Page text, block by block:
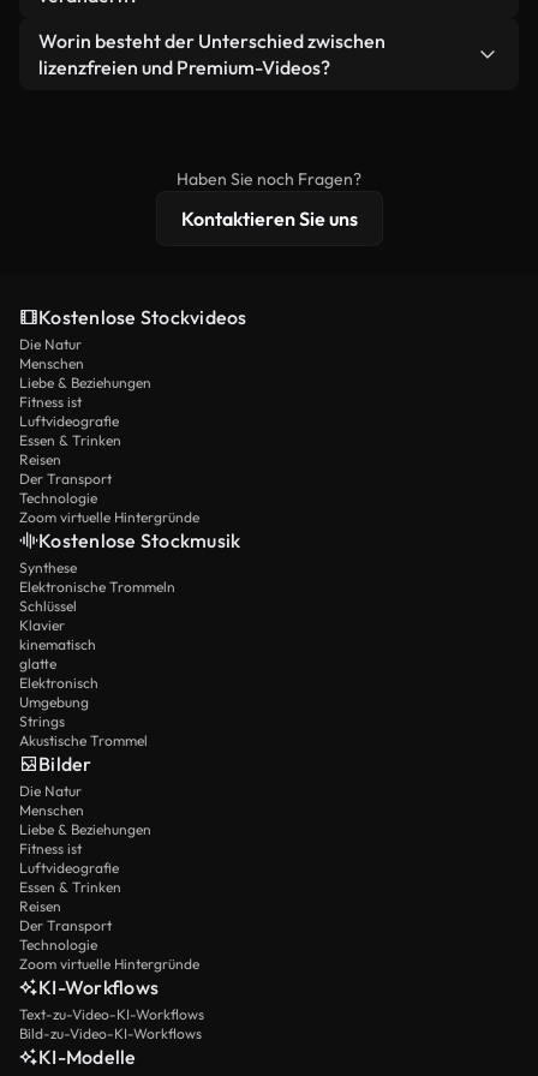
weiterverbreiten.
Videomaterial.
Ja. Sie dürfen unsere Videos gerne kürzen,
bearbeiten oder neu zusammenstellen. Achten Sie
Worin besteht der Unterschied zwischen
lizenzfreien und Premium-Videos?
erweiterten Lizenzschutz bieten.
Haben Sie noch Fragen?
Kontaktieren Sie uns
Kostenlose Stockvideos
Die Natur
Menschen
Liebe & Beziehungen
Fitness ist
Luftvideografie
Essen & Trinken
Reisen
Der Transport
Technologie
Zoom virtuelle Hintergründe
Kostenlose Stockmusik
Synthese
Elektronische Trommeln
Schlüssel
Klavier
kinematisch
glatte
Elektronisch
Umgebung
Strings
Akustische Trommel
Bilder
Die Natur
Menschen
Liebe & Beziehungen
Fitness ist
Luftvideografie
Essen & Trinken
Reisen
Der Transport
Technologie
Zoom virtuelle Hintergründe
KI-Workflows
Text-zu-Video-KI-Workflows
Bild-zu-Video-KI-Workflows
KI-Modelle